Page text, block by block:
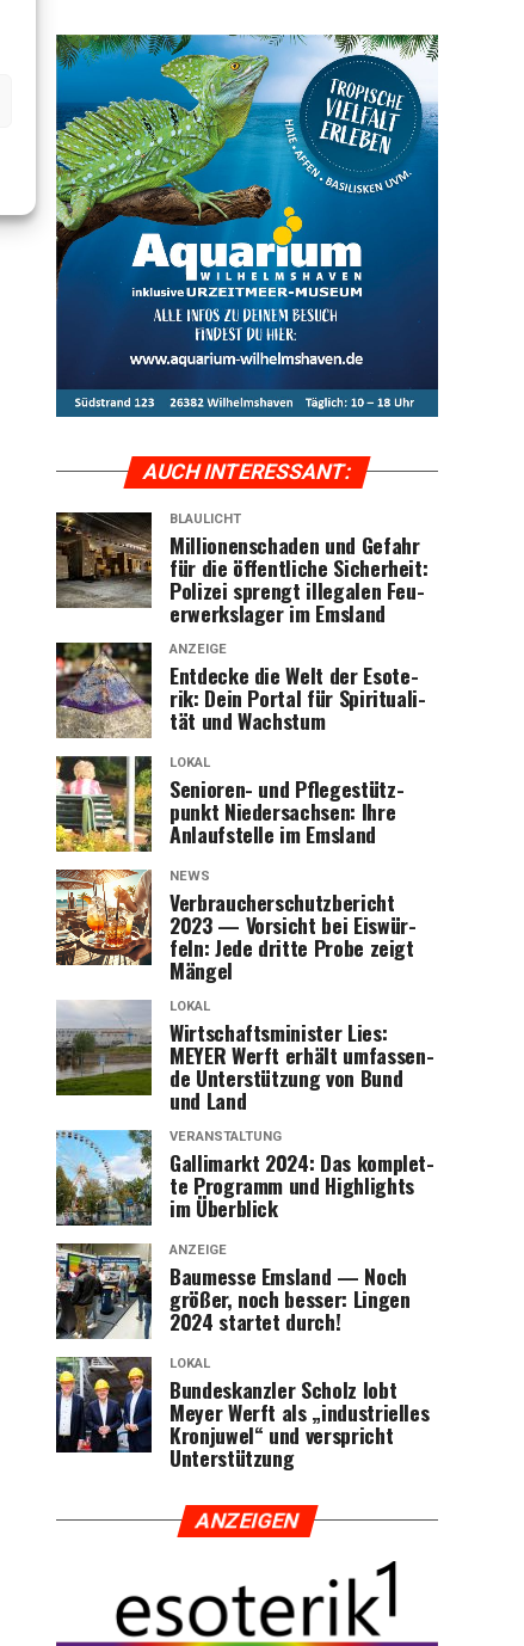
AUCH INTER­ES­SANT:
BLAULICHT
Mil­lio­nen­scha­den und Gefahr
für die öffent­li­che Sicher­heit:
Poli­zei sprengt ille­ga­len Feu­
er­werks­la­ger im Emsland
ANZEIGE
Ent­de­cke die Welt der Eso­te­
rik: Dein Por­tal für Spi­ri­tua­li­
tät und Wachstum
LOKAL
Senio­ren- und Pfle­ge­stütz­
punkt Nie­der­sach­sen: Ihre
Anlauf­stel­le im Emsland
NEWS
Ver­brau­cher­schutz­be­richt
2023 — Vor­sicht bei Eis­wür­
feln: Jede drit­te Pro­be zeigt
Mängel
LOKAL
Wirt­schafts­mi­nis­ter Lies:
MEYER Werft erhält umfas­sen­
de Unter­stüt­zung von Bund
und Land
VERANSTALTUNG
Gal­li­markt 2024: Das kom­plet­
te Pro­gramm und High­lights
im Überblick
ANZEIGE
Bau­mes­se Ems­land — Noch
grö­ßer, noch bes­ser: Lin­gen
2024 star­tet durch!
LOKAL
Bun­des­kanz­ler Scholz lobt
Mey­er Werft als „indus­tri­el­les
Kron­ju­wel“ und ver­spricht
Unterstützung
ANZEI­GEN